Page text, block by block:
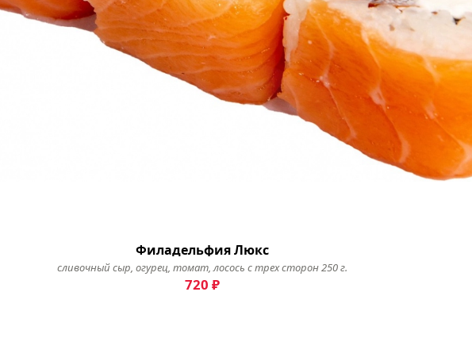
Филадельфия Люкс
сливочный сыр, огурец, томат, лосось с трех сторон 250 г.
720 ₽